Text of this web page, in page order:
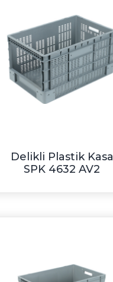
Delikli Plastik Kasa
SPK 4632 AV2